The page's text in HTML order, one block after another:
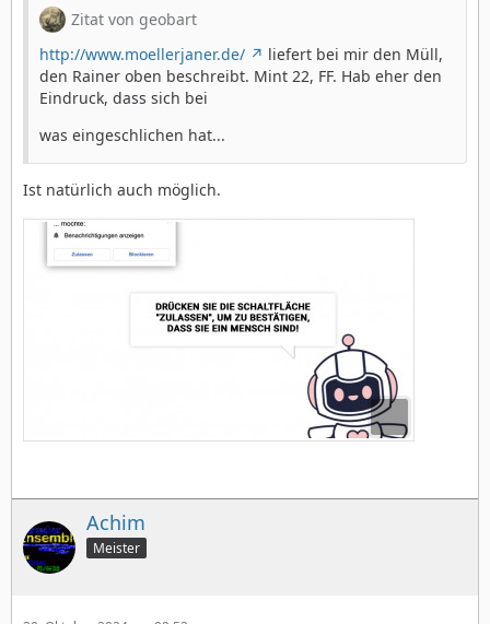
Zitat von geobart
http://www.moellerjaner.de/
liefert bei mir den Müll,
den Rainer oben beschreibt. Mint 22, FF. Hab eher den
Eindruck, dass sich bei
was eingeschlichen hat...
Ist natürlich auch möglich.
Achim
Meister